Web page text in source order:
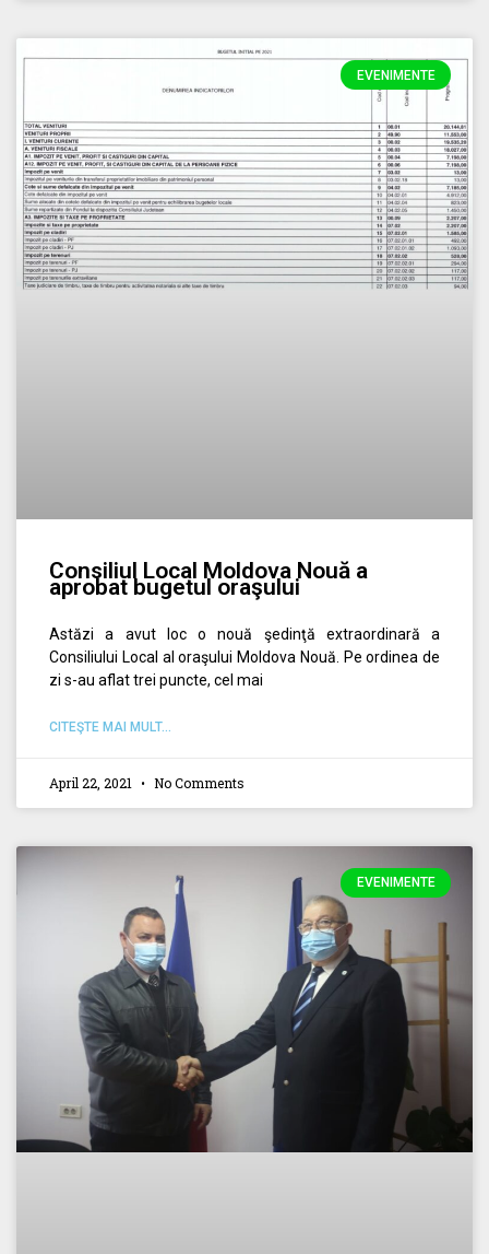
EVENIMENTE
Consiliul Local Moldova Nouă a
aprobat bugetul oraşului
Astăzi a avut loc o nouă şedinţă extraordinară a
Consiliului Local al oraşului Moldova Nouă. Pe ordinea de
zi s-au aflat trei puncte, cel mai
CITEŞTE MAI MULT...
April 22, 2021 No Comments
EVENIMENTE